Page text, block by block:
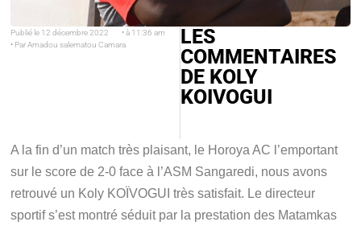
Publié le 12 décembre 2022 • à 11:36 am
• ParAmadou salematou Camara
LES
COMMENTAIRES
DE KOLY
KOIVOGUI
A la fin d’un match très plaisant, le Horoya AC l’emportant
sur le score de 2-0 face à l’ASM Sangaredi, nous avons
retrouvé un Koly KOÏVOGUI très satisfait. Le directeur
sportif s’est montré séduit par la prestation des Matamkas